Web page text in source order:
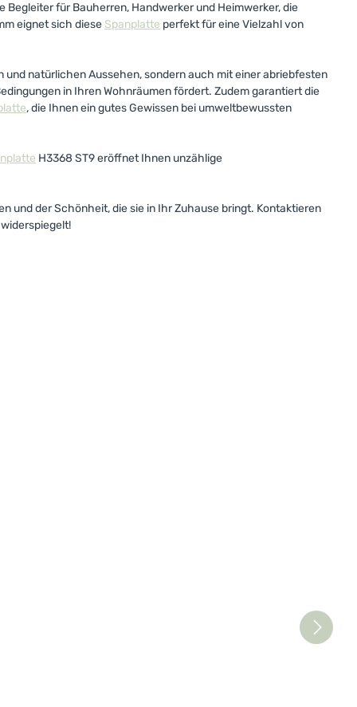
Begleiter für Bauherren, Handwerker und Heimwerker, die
eignet sich diese Spanplatte perfekt für eine Vielzahl von
natürlichen Aussehen, sondern auch mit einer abriebfesten
in Ihren Wohnräumen fördert. Zudem garantiert die
, die Ihnen ein gutes Gewissen bei umweltbewussten
H3368 ST9 eröffnet Ihnen unzählige
und der Schönheit, die sie in Ihr Zuhause bringt. Kontaktieren